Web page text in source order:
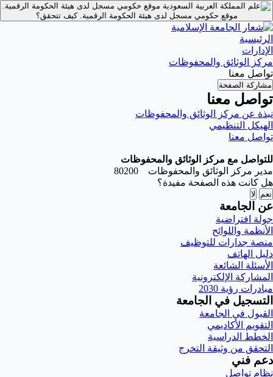
موقع حكومي مسجل لدى هيئة الحكومة الرقمية.
موقع حكومي مسجل لدى هيئة الحكومة الرقمية.كيف تتحقق؟
الرئيسية
الإدارات
مركز الوثائق والمحفوظات
تواصل معنا
مشاركة الصفحة
تواصل معنا
نبذة عن مركز الوثائق والمحفوظات
الهيكل التنظيمي
تواصل معنا
للتواصل مع مركز الوثائق والمحفوظات
مدير مركز الوثائق والمحفوظات 80200
هل كانت هذه الصفحة مفيدة؟
نعم لا
عن الجامعة
جولة افتراضية
الأنظمة واللوائح
منصة جدارات للتوظيف
دليل الهاتف
الأسئلة الشائعة
المشاركة الإلكترونية
مبادرات رؤية 2030
التسجيل في الجامعة
القبول في الجامعة
التقويم الأكاديمي
الخطط الدراسية
التحقق من وثيقة التخرج
دعم فني
نظام تواصل